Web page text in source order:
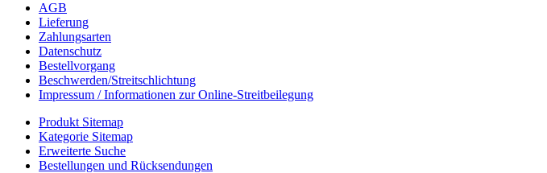
AGB
Lieferung
Zahlungsarten
Datenschutz
Bestellvorgang
Beschwerden/Streitschlichtung
Impressum / Informationen zur Online-Streitbeilegung
Produkt Sitemap
Kategorie Sitemap
Erweiterte Suche
Bestellungen und Rücksendungen